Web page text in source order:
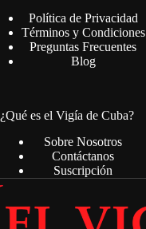
Política de Privacidad
Términos y Condiciones
Preguntas Frecuentes
Blog
¿Qué es el Vigía de Cuba?
Sobre Nosotros
Contáctanos
Suscripción